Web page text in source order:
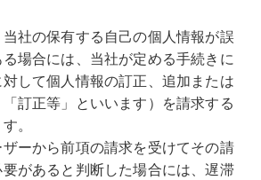
社の保有する自己の個人情報が誤
場合には、当社が定める手続きに
して個人情報の訂正、追加または
訂正等」といいます）を請求する
。
ーから前項の請求を受けてその請
があると判断した場合には、遅滞